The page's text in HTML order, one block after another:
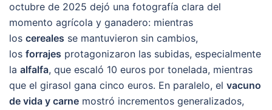
octubre de 2025 dejó una fotografía clara del
momento agrícola y ganadero: mientras
los cereales se mantuvieron sin cambios,
los forrajes protagonizaron las subidas, especialmente
la alfalfa, que escaló 10 euros por tonelada, mientras
que el girasol gana cinco euros. En paralelo, el vacuno
de vida y carne mostró incrementos generalizados,